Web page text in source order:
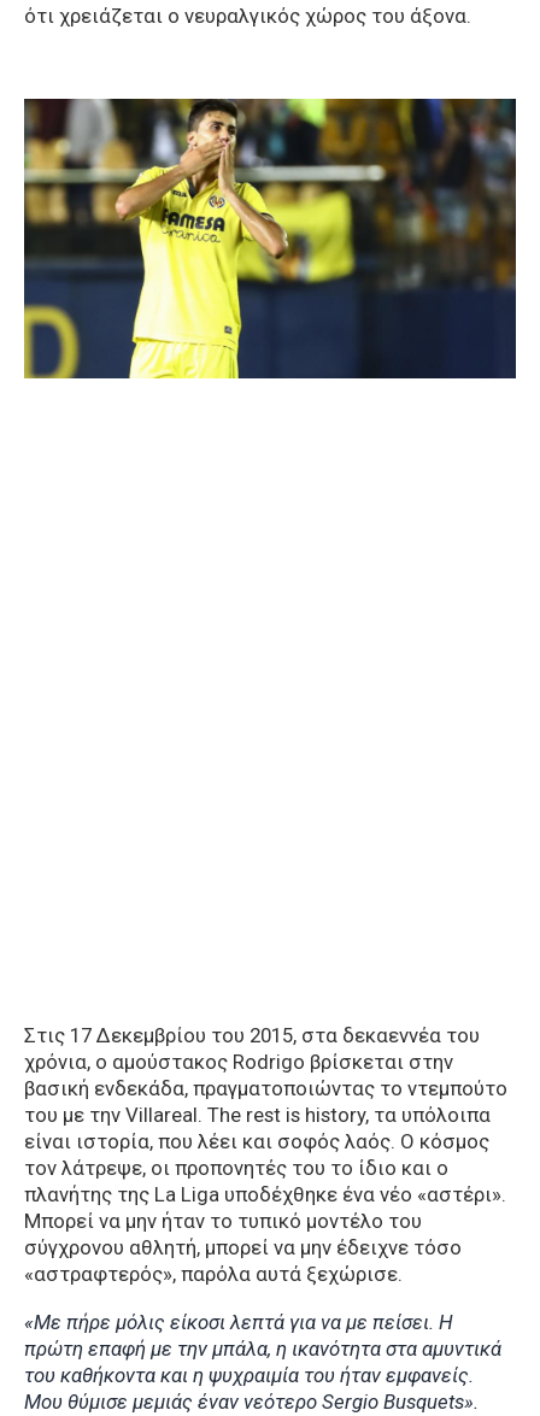
ότι χρειάζεται ο νευραλγικός χώρος του άξονα.
Στις 17 Δεκεμβρίου του 2015, στα δεκαεννέα του
χρόνια, ο αμούστακος Rodrigo βρίσκεται στην
βασική ενδεκάδα, πραγματοποιώντας το ντεμπούτο
του με την Villareal. The rest is history, τα υπόλοιπα
είναι ιστορία, που λέει και σοφός λαός. Ο κόσμος
τον λάτρεψε, οι προπονητές του το ίδιο και ο
πλανήτης της La Liga υποδέχθηκε ένα νέο «αστέρι».
Μπορεί να μην ήταν το τυπικό μοντέλο του
σύγχρονου αθλητή, μπορεί να μην έδειχνε τόσο
«αστραφτερός», παρόλα αυτά ξεχώρισε.
«Με πήρε μόλις είκοσι λεπτά για να με πείσει. Η
πρώτη επαφή με την μπάλα, η ικανότητα στα αμυντικά
του καθήκοντα και η ψυχραιμία του ήταν εμφανείς.
Μου θύμισε μεμιάς έναν νεότερο Sergio Busquets».